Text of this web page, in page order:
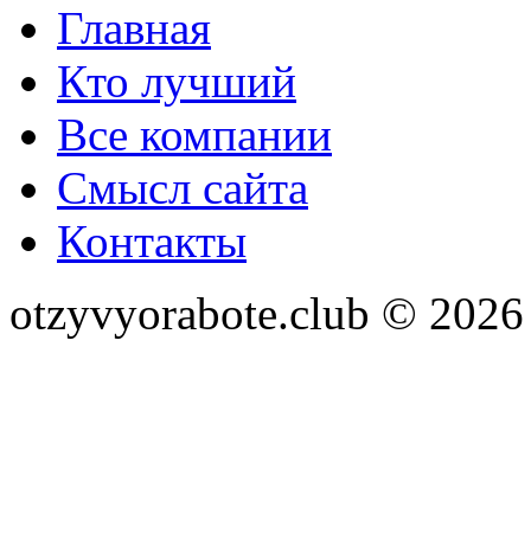
Главная
Кто лучший
Все компании
Смысл сайта
Контакты
otzyvyorabote.club © 2026